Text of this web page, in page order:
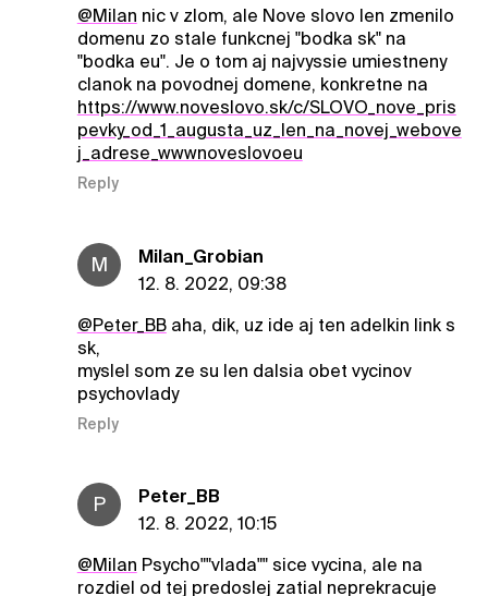
@Milan nic v zlom, ale Nove slovo len zmenilo
domenu zo stale funkcnej "bodka sk" na
"bodka eu". Je o tom aj najvyssie umiestneny
clanok na povodnej domene, konkretne na
https://www.noveslovo.sk/c/SLOVO_nove_pris
pevky_od_1_augusta_uz_len_na_novej_webove
j_adrese_wwwnoveslovoeu
Reply
M
Milan_Grobian
12. 8. 2022, 09:38
@Peter_BBaha, dik, uz ide aj ten adelkin link s
sk,
myslel som ze su len dalsia obet vycinov
psychovlady
Reply
P
Peter_BB
12. 8. 2022, 10:15
@Milan Psycho""vlada"" sice vycina, ale na
rozdiel od tej predoslej zatial neprekracuje